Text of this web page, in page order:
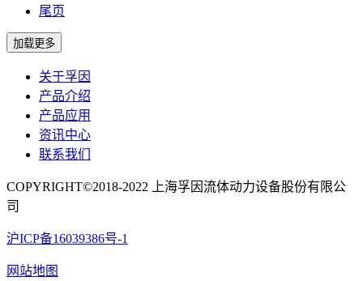
尾页
关于孚因
产品介绍
产品应用
资讯中心
联系我们
COPYRIGHT©2018-2022 上海孚因流体动力设备股份有限公
司
沪ICP备16039386号-1
网站地图